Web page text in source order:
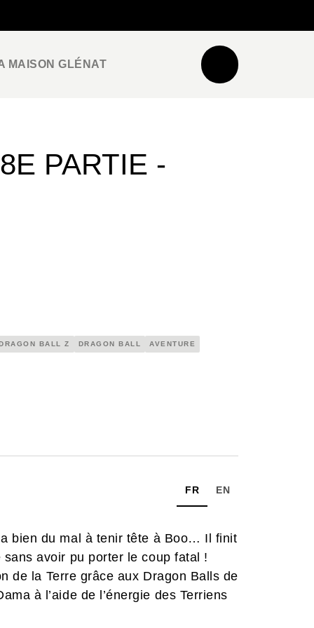
MAISON GLÉNAT
PARTIE -
BALL Z DRAGON BALL AVENTURE
FR EN
bien du mal à tenir tête à Boo… Il finit
avoir pu porter le coup fatal !
de la Terre grâce aux Dragon Balls de
à l’aide de l’énergie des Terriens